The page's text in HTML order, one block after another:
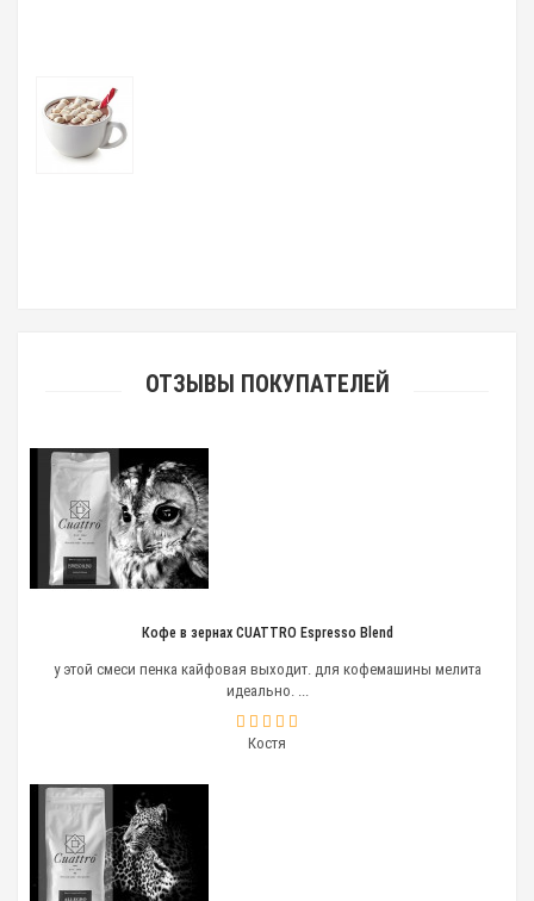
ОТЗЫВЫ ПОКУПАТЕЛЕЙ
Кофе в зернах CUATTRO Espresso Blend
у этой смеси пенка кайфовая выходит. для кофемашины мелита
идеально. ...
Костя